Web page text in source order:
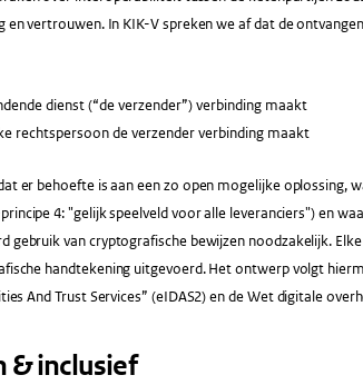
en vertrouwen. In KIK-V spreken we af dat de
dienst (“de verzender”) verbinding maakt
rechtspersoon de verzender verbinding maakt
er behoefte is aan een zo open mogelijke oplossing,
4: "gelijk speelveld voor alle leveranciers") en
gebruik van cryptografische bewijzen noodzakelijk.
handtekening uitgevoerd. Het ontwerp volgt
And Trust Services” (eIDAS2) en de Wet digitale
& inclusief